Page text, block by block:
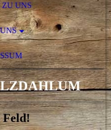
ZU UNS
Feld!